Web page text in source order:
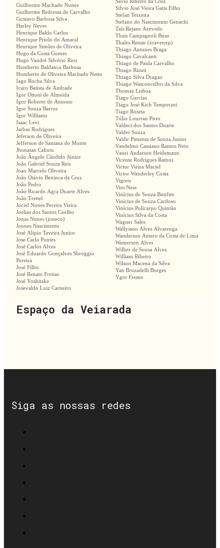
Guilherme Machado Nunes
Guilherme Redressa de Carvalho
Gustavo Barbosa Silva
Harley Neves
Henrique Baldo Carlos
Henrique Priolo do Amaral
Henrique Simões de Oliveira
Hugo da Costa Gomes
Hugo Vandré Silvério Rios
Humberto Baldanca Barbosa
Humberto de Oliveira Machado Netto
Iago Rocha Silva
Icaro Batista de Andrade
Igor Ottoni de Almeida
Igor Roberto de Antonio
Igor Souza Barros
Igor Williams
Isaac Levi
Jarbas Rodrigues
Jeferson de Oliveira
Jefferson de Santana do Monte
Jhonatan Calixto
João Ângelo Cândido Júnior
João Gabriel Souza Reis
Joao Marcelo Oliveira
João Otávio Beninca da Cruz
João Pedro
João Ricardo Agra Duarte Alves
João Trettel
Jociel Nunes Pereira Vieira
Joelias dos Santos Coelho
Jonas Nunes (joneco)
Jonnes Nascimento
José Alipio Taveira Junior
Jose Carlo Pontes
José Carlos Alves
José Eduardo Gonçalves Sbroggio
Pereira
José Filho
José Renato Freitas
José Yoshitake
Josevaldo Luiz Carneiro
Savio Ribeiro da Cruz
Silvio José Vieira Gatis Filho
Stefan Teixeira
Stefano do Nascimento Genachi
Taís Rejane Azevedo
Thais Campagnoli Buso
Thales Renan (xravenxp)
Thiago Antunes Braga
Thiago Cavalcanti
Thiago de Paula Carvalho
Thiago Rizuti
Thiago Silva Dragao
Thiago Wasconcellos da Silva
Thomaz Lisboa
Tiago Garcias
Tiago José Kich Temperani
Tiago Roseta
Túlio Lourran Pires
Valdeci dos Santos Duarte
Valder Souza
Valdir Pimenta de Souza Junior
Vandelmo Cassiano Ramos Neto
Vanei Anderson Heidemann
Vicente Rodrigues Ramos
Victor Vieira Maciel
Victor Wanderley Costa
Vigoru
Vini Ness
Vinícius de Souza Bonfim
Vinicius de Souza Cardoso
Vinícius Policarpo Quintão
Vinícius Silva da Costa
Wagner Sales
Wallysson Alves Alvarenga
Wanderson Antero da Costa de Lima
Wemerson Alves
Wilber de Sousa Alves
William Ribeiro
Wilson Macena da Silva
Yan Bruzadelli Borges
Ygor Fremo
Espaço da Veiarada
Siga as nossas redes